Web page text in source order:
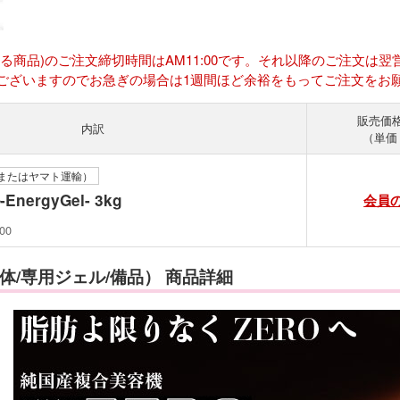
商品)のご注文締切時間はAM11:00です。それ以降のご注文は
ざいますのでお急ぎの場合は1週間ほど余裕をもってご注文をお
内訳
販売価
（単
はヤマト運輸）
EnergyGel- 3kg 会員
/専用ジェル/備品） 商品詳細